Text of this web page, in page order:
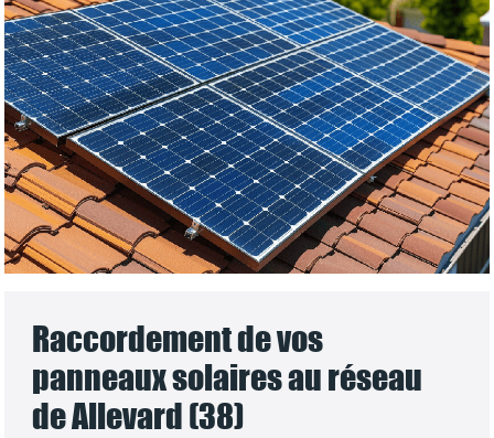
Raccordement de vos
panneaux solaires au réseau
de Allevard (38)